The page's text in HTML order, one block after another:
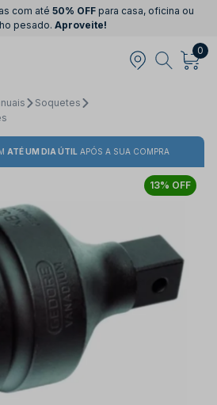
com até 50% OFFpara casa, oficina ou
pesado. Aproveite!
0
Soquetes
ATÉ UM DIA ÚTIL APÓS A SUA COMPRA
13% OFF